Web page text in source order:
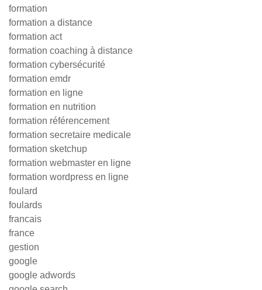
formation
formation a distance
formation act
formation coaching à distance
formation cybersécurité
formation emdr
formation en ligne
formation en nutrition
formation référencement
formation secretaire medicale
formation sketchup
formation webmaster en ligne
formation wordpress en ligne
foulard
foulards
francais
france
gestion
google
google adwords